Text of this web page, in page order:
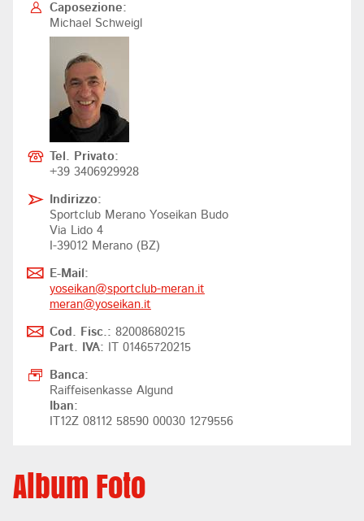
Caposezione:
Michael Schweigl
Tel. Privato:
+39 3406929928
Indirizzo:
Sportclub Merano Yoseikan Budo
Via Lido 4
I-39012 Merano (BZ)
E-Mail:
yoseikan@sportclub-meran.it
meran@yoseikan.it
Cod. Fisc.: 82008680215
Part. IVA:
IT 01465720215
Banca:
Raiffeisenkasse Algund
Iban:
IT12Z 08112 58590 00030 1279556
Album Foto